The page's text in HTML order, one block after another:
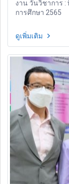
งาน วันวิชาการ
การศึกษา 2565
ดูเพิ่มเติม